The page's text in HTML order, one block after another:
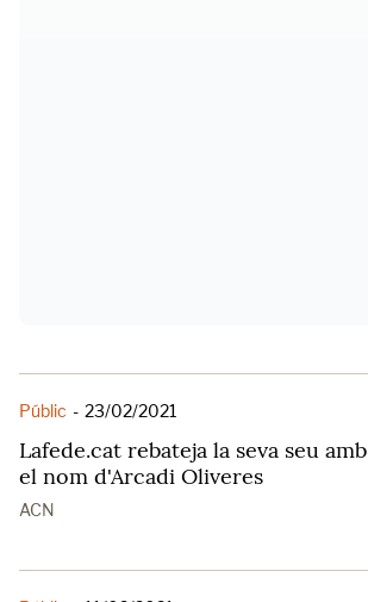
Públic - 23/02/2021
Lafede.cat rebateja la seva seu amb
el nom d'Arcadi Oliveres
ACN